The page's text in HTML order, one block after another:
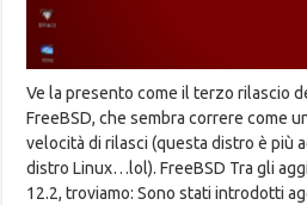
Ve la presento come il terzo rilascio
FreeBSD, che sembra correre come
velocità di rilasci (questa distro è più
distro Linux…lol). FreeBSD Tra gli
12.2, troviamo: Sono stati introdotti